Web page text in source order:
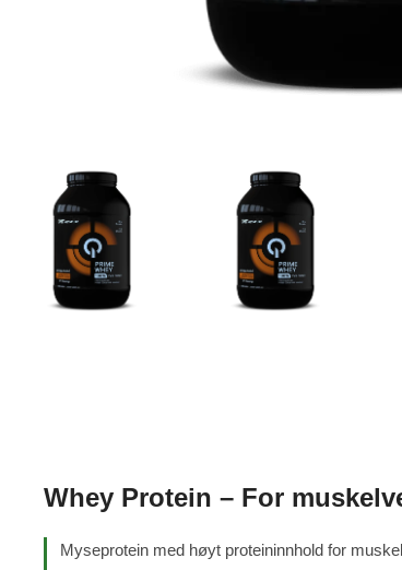
Whey Protein – For
Myseprotein med høyt proteininnhold for